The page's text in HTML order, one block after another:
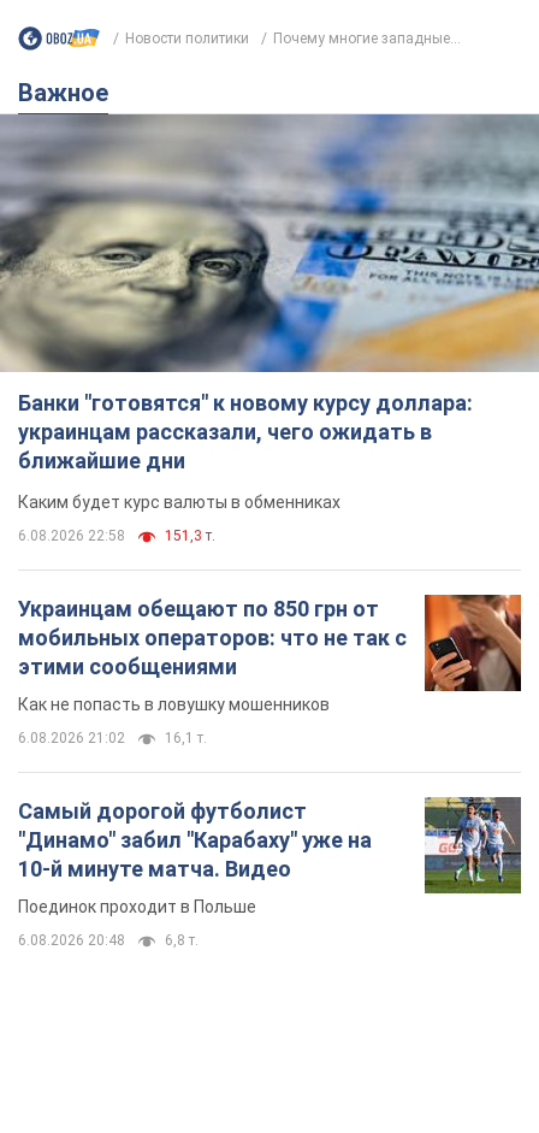
Банки "готовятся" к новому курсу доллара:
украинцам рассказали, чего ожидать в
ближайшие дни
Каким будет курс валюты в обменниках
6.08.2026 22:58 151,3 т.
Украинцам обещают по 850 грн от
мобильных операторов: что не так с
этими сообщениями
Как не попасть в ловушку мошенников
6.08.2026 21:02 16,1 т.
Самый дорогой футболист
"Динамо" забил "Карабаху" уже на
10-й минуте матча. Видео
Поединок проходит в Польше
6.08.2026 20:48 6,8 т.